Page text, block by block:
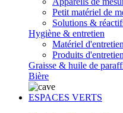
Petit matériel de
Solutions &
Hygiène & entretien
Matériel d'entretien
Produits d'entretien
Graisse & huile de
Bière
ESPACES VERTS